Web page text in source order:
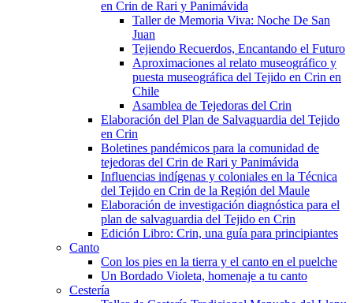
en Crin de Rari y Panimávida
Taller de Memoria Viva: Noche De San
Juan
Tejiendo Recuerdos, Encantando el Futuro
Aproximaciones al relato museográfico y
puesta museográfica del Tejido en Crin en
Chile
Asamblea de Tejedoras del Crin
Elaboración del Plan de Salvaguardia del Tejido
en Crin
Boletines pandémicos para la comunidad de
tejedoras del Crin de Rari y Panimávida
Influencias indígenas y coloniales en la Técnica
del Tejido en Crin de la Región del Maule
Elaboración de investigación diagnóstica para el
plan de salvaguardia del Tejido en Crin
Edición Libro: Crin, una guía para principiantes
Canto
Con los pies en la tierra y el canto en el puelche
Un Bordado Violeta, homenaje a tu canto
Cestería